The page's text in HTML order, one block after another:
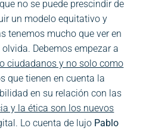
no se puede prescindir de
un modelo equitativo y
tenemos mucho que ver en
Debemos empezar a
ciudadanos y no solo como
que tienen en cuenta la
en su relación con las
y la ética son los nuevos
Lo cuenta de lujo Pablo